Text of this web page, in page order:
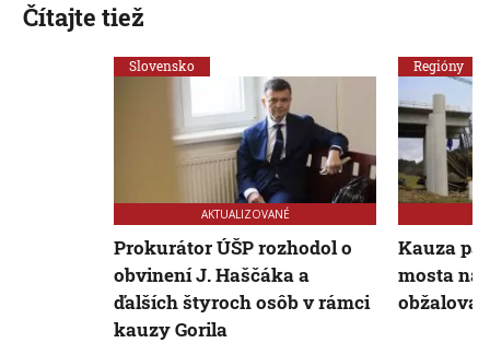
Čítajte tiež
Slovensko
AKTUALIZOVANÉ
Prokurátor ÚŠP rozhodol o
obvinení J. Haščáka a
ďalších štyroch osôb v rámci
kauzy Gorila
Regióny
Kauza
mosta na